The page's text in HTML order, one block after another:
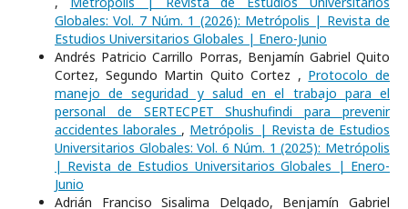
Globales: Vol. 7 Núm. 1 (2026): Metrópolis | Revista de
Estudios Universitarios Globales | Enero-Junio
Andrés Patricio Carrillo Porras, Benjamín Gabriel Quito
Cortez, Segundo Martin Quito Cortez , Protocolo de
manejo de seguridad y salud en el trabajo para el
personal de SERTECPET Shushufindi para prevenir
accidentes laborales , Metrópolis | Revista de Estudios
Universitarios Globales: Vol. 6 Núm. 1 (2025): Metrópolis
| Revista de Estudios Universitarios Globales | Enero-
Junio
Adrián Franciso Sisalima Delgado, Benjamín Gabriel